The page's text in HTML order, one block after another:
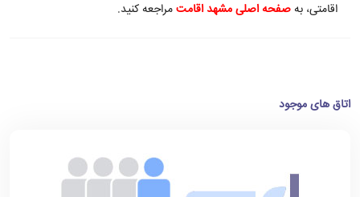
اقامتی، بهصفحه اصلی مشهد اقامتمراجعه کنید.
اتاق های موجود